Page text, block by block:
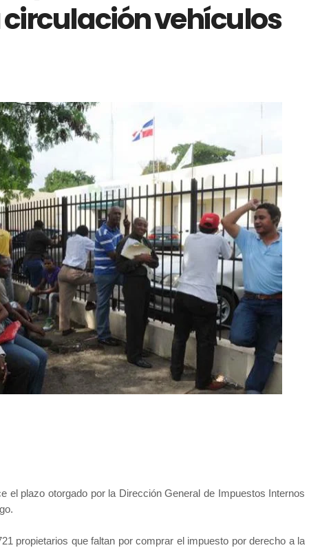
vehículos
el plazo otorgado por la Dirección General de Impuestos Internos
propietarios que faltan por comprar el impuesto por derecho a la